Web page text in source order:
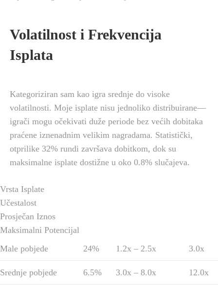
Volatilnost i Frekvencija
Isplata
Kategoriziran sam kao igra srednje do visoke
volatilnosti. Moje isplate nisu jednoliko distribuirane—
igrači mogu očekivati duže periode bez većih dobitaka
praćene iznenadnim velikim nagradama. Statistički,
otprilike 32% rundi završava dobitkom, dok su
maksimalne isplate dostižne u oko 0.8% slučajeva.
Vrsta Isplate
Učestalost
Prosječan Iznos
Maksimalni Potencijal
Male pobjede
24% 1.2x – 2.5x 3.0x
Srednje pobjede 6.5% 3.0x – 8.0x 12.0x